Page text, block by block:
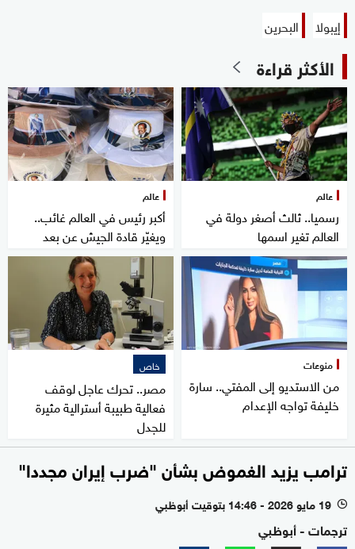
إيبولا البحرين
الأكثر قراءة
عالم
رسميا.. ثالث أصغر دولة في
العالم تغير اسمها
عالم
أكبر رئيس في العالم غائب..
ويغيّر قادة الجيش عن بعد
منوعات
من الاستديو إلى المفتي.. سارة
خليفة تواجه الإعدام
خاص
مصر.. تحرك عاجل لوقف
فعالية طبيبة أسترالية مثيرة
للجدل
ترامب يزيد الغموض بشأن "ضرب إيران مجددا"
l 19 مايو 2026 - 14:46 بتوقيت أبوظبي
ترجمات - أبوظبي